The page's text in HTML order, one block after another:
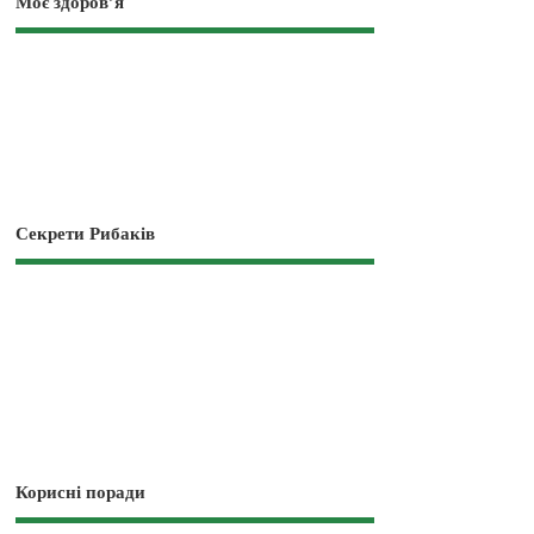
Секрети Рибаків
Корисні поради